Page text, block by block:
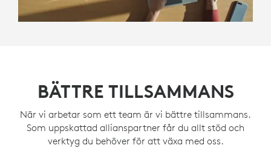
BÄTTRE TILLSAMMANS
När vi arbetar som ett team är vi bättre tillsammans.
Som uppskattad allianspartner får du allt stöd och
verktyg du behöver för att växa med oss.